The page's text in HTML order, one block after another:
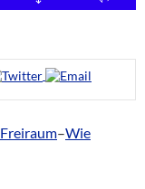
Freiraum–Wie